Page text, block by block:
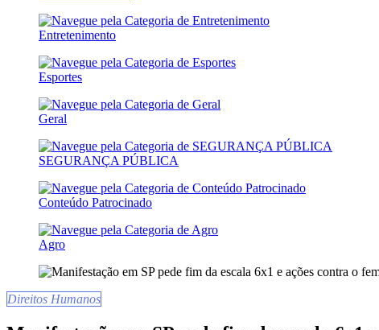
Entretenimento
Esportes
Geral
SEGURANÇA PÚBLICA
Conteúdo Patrocinado
Agro
Direitos Humanos